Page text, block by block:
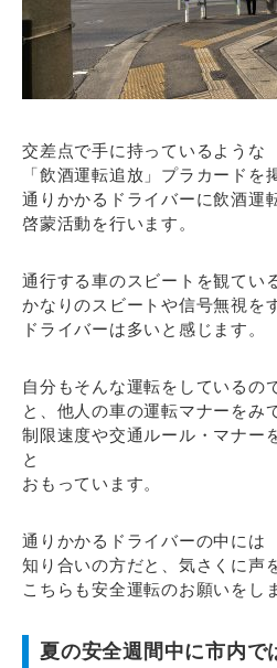
交差点で手に持っているような
「飲酒運転追放」プラカードを
通りかかるドライバーに飲酒運
啓蒙活動を行います。
通行する車のスビートを観てい
かなりのスビートや信号無視を
ドライバーは多いと感じます。
自分もそんな運転をしているの
と、他人の車の運転マナーをみ
制限速度や交通ルール・マナー
と
おもっています。
通りかかるドライバーの中には
知り合いの方だと、気さくに声
こちらも安全運転のお願いをし
夏の安全週間中に市内で